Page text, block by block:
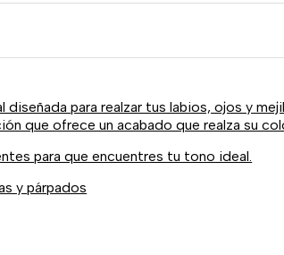
para realzar tus labios, ojos y
que ofrece un acabado que realza su
para que encuentres tu tono ideal.
y párpados